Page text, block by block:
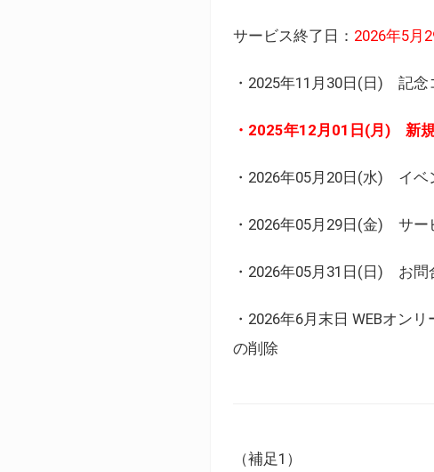
サービス終了日： 2026年5月
・2025年11月30日(日) 記
・2025年12月01日(月) 新
・2026年05月20日(水) イ
・2026年05月29日(金) サー
・2026年05月31日(日) お問
・2026年6月末日 WEBオン
の削除
（補足1）